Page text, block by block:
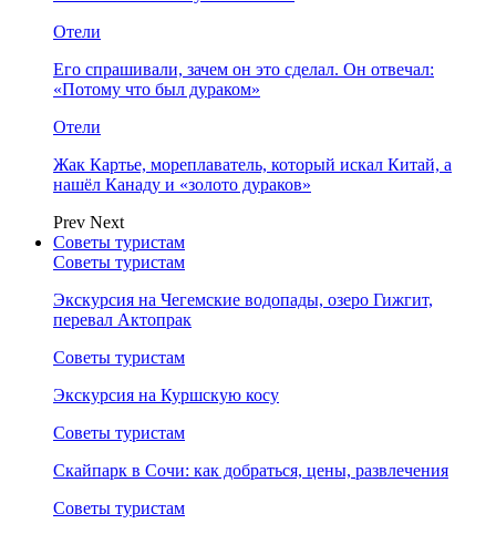
Отели
Его спрашивали, зачем он это сделал. Он отвечал:
«Потому что был дураком»
Отели
Жак Картье, мореплаватель, который искал Китай, а
нашёл Канаду и «золото дураков»
Prev Next
Советы туристам
Советы туристам
Экскурсия на Чегемские водопады, озеро Гижгит,
перевал Актопрак
Советы туристам
Экскурсия на Куршскую косу
Советы туристам
Скайпарк в Сочи: как добраться, цены, развлечения
Советы туристам